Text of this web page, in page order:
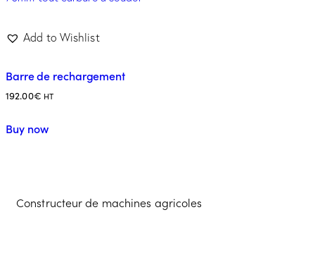
Add to Wishlist
Barre de rechargement
192.00€ HT
Buy now
Constructeur de machines agricoles